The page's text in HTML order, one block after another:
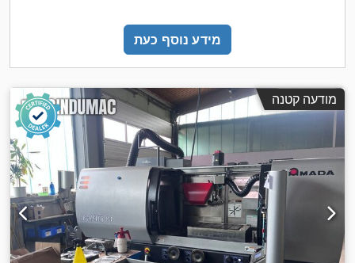
מידע נוסף כעת
מודעה קטנה